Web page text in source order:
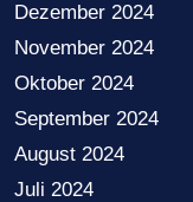
Dezember 2024
November 2024
Oktober 2024
September 2024
August 2024
Juli 2024